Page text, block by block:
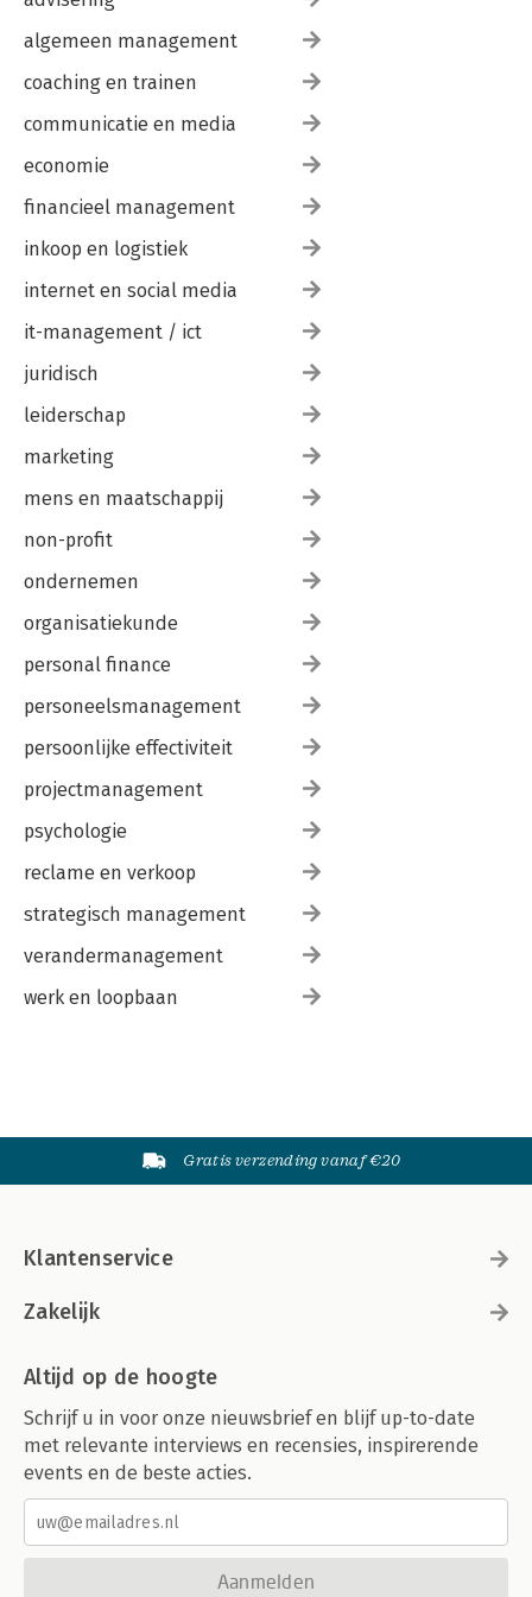
algemeen management
coaching en trainen
communicatie en media
economie
financieel management
inkoop en logistiek
internet en social media
it-management / ict
juridisch
leiderschap
marketing
mens en maatschappij
non-profit
ondernemen
organisatiekunde
personal finance
personeelsmanagement
persoonlijke effectiviteit
projectmanagement
psychologie
reclame en verkoop
strategisch management
verandermanagement
werk en loopbaan
Gratis verzending vanaf €20
Klantenservice
Zakelijk
Altijd op de hoogte
Schrijf u in voor onze nieuwsbrief en blijf up-to-date
met relevante interviews en recensies, inspirerende
events en de beste acties.
Aanmelden